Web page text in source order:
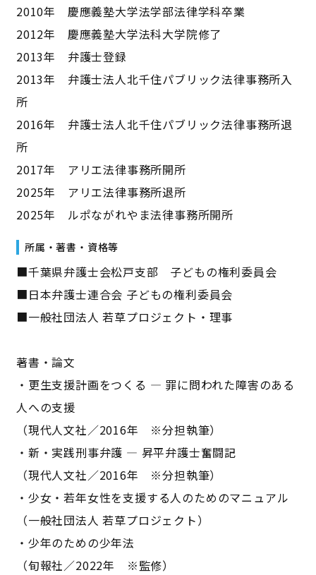
2010年 慶應義塾大学法学部法律学科卒業
2012年 慶應義塾大学法科大学院修了
2013年 弁護士登録
2013年 弁護士法人北千住パブリック法律事務所入
所
2016年 弁護士法人北千住パブリック法律事務所退
所
2017年 アリエ法律事務所開所
2025年 アリエ法律事務所退所
2025年 ルポながれやま法律事務所開所
所属・著書・資格等
■千葉県弁護士会松戸支部 子どもの権利委員会
■日本弁護士連合会 子どもの権利委員会
■一般社団法人 若草プロジェクト・理事
著書・論文
・更生支援計画をつくる ― 罪に問われた障害のある
人への支援
（現代人文社／2016年 ※分担執筆）
・新・実践刑事弁護 ― 昇平弁護士奮闘記
（現代人文社／2016年 ※分担執筆）
・少女・若年女性を支援する人のためのマニュアル
（一般社団法人 若草プロジェクト）
・少年のための少年法
（旬報社／2022年 ※監修）